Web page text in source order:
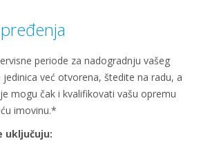
periode za nadogradnju vašeg
već otvorena, štedite na radu, a
mogu čak i kvalifikovati vašu opremu
imovinu.*
uključuju: